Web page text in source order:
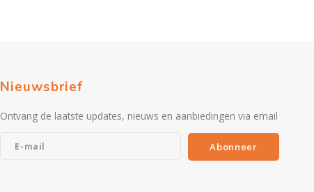
Nieuwsbrief
Ontvang de laatste updates, nieuws en aanbiedingen via email
Abonneer